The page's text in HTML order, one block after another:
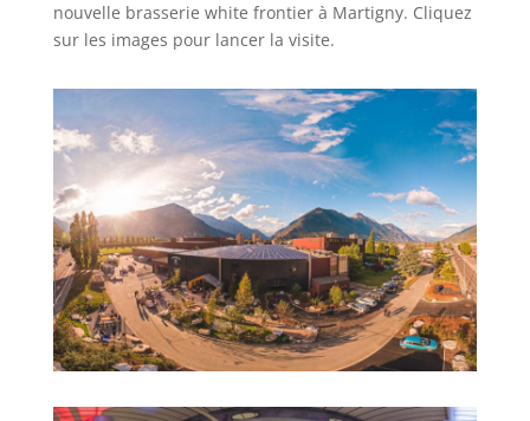
nouvelle brasserie white frontier à Martigny. Cliquez
sur les images pour lancer la visite.